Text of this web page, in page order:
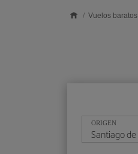
Vuelos baratos
ORIGEN